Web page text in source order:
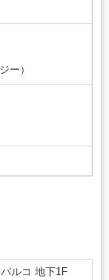
ー）
ルコ 地下1F